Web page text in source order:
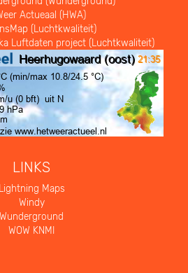
Actueaal (HWA)
(Luchtkwaliteit)
Luftdaten project (Luchtkwaliteit)
LINKS
Lightning Maps
Windy
Wunderground
WOW KNMI